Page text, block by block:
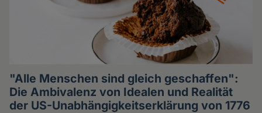
"Alle Menschen sind gleich geschaffen":
Die Ambivalenz von Idealen und Realität
der US-Unabhängigkeitserklärung von 1776